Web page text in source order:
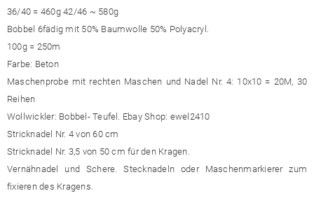
36/40 = 460g 42/46 ~ 580g
Bobbel 6fädig mit 50% Baumwolle 50% Polyacryl.
100g = 250m
Farbe: Beton
Maschenprobe mit rechten Maschen und Nadel Nr. 4: 10x10 = 20M, 30
Reihen
Wollwickler: Bobbel- Teufel. Ebay Shop: ewel2410
Stricknadel Nr. 4 von 60 cm
Stricknadel Nr. 3,5 von 50 cm für den Kragen.
Vernähnadel und Schere. Stecknadeln oder Maschenmarkierer zum
fixieren des Kragens.